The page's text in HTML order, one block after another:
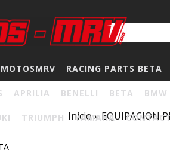
RACING PARTS BETA
APRILIA BENELLI BETA BMW
TRIUMPH YAMAHA
Inicio»EQUIPACION